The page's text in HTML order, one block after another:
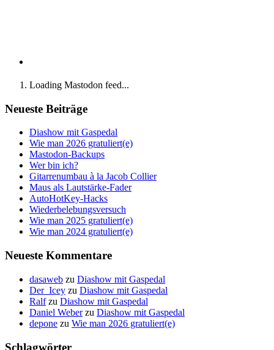
Loading Mastodon feed...
Neueste Beiträge
Diashow mit Gaspedal
Wie man 2026 gratuliert(e)
Mastodon-Backups
Wer bin ich?
Gitarrenumbau à la Jacob Collier
Maus als Lautstärke-Fader
AutoHotKey-Hacks
Wiederbelebungsversuch
Wie man 2025 gratuliert(e)
Wie man 2024 gratuliert(e)
Neueste Kommentare
dasaweb zu Diashow mit Gaspedal
Der_Icey zu Diashow mit Gaspedal
Ralfzu Diashow mit Gaspedal
Daniel Weberzu Diashow mit Gaspedal
depone zu Wie man 2026 gratuliert(e)
Schlagwörter